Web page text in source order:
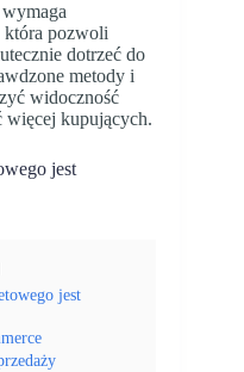
która pozwoli
dotrzeć do
metody i
widoczność
więcej kupujących.
jest
jest